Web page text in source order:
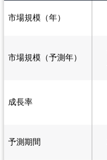
市場規模（年）
市場規模（予測年）
成長率
予測期間